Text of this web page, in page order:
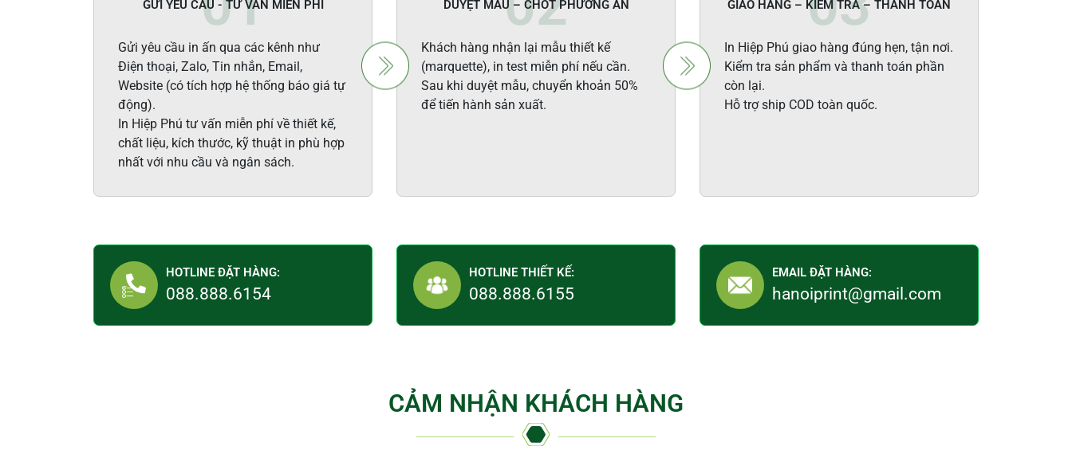
GỬI YÊU CẦU - TƯ VẤN MIỄN PHÍ
Gửi yêu cầu in ấn qua các kênh như
Điện thoại, Zalo, Tin nhắn, Email,
Website (có tích hợp hệ thống báo giá tự
động).
In Hiệp Phú tư vấn miễn phí về thiết kế,
chất liệu, kích thước, kỹ thuật in phù hợp
nhất với nhu cầu và ngân sách.
DUYỆT MẪU – CHỐT PHƯƠNG ÁN
Khách hàng nhận lại mẫu thiết kế
(marquette), in test miễn phí nếu cần.
Sau khi duyệt mẫu, chuyển khoản 50%
để tiến hành sản xuất.
GIAO HÀNG – KIỂM TRA – THANH TOÁN
In Hiệp Phú giao hàng đúng hẹn, tận nơi.
Kiểm tra sản phẩm và thanh toán phần
còn lại.
Hỗ trợ ship COD toàn quốc.
HOTLINE ĐẶT HÀNG:
088.888.6154
HOTLINE THIẾT KẾ:
088.888.6155
EMAIL ĐẶT HÀNG:
hanoiprint@gmail.com
CẢM NHẬN KHÁCH HÀNG